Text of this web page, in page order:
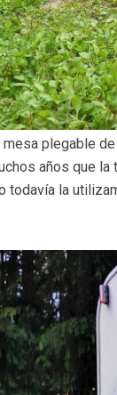
plegable
años que
todavía la